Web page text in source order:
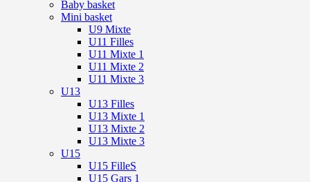
Baby basket
Mini basket
U9 Mixte
U11 Filles
U11 Mixte 1
U11 Mixte 2
U11 Mixte 3
U13
U13 Filles
U13 Mixte 1
U13 Mixte 2
U13 Mixte 3
U15
U15 FilleS
U15 Gars 1